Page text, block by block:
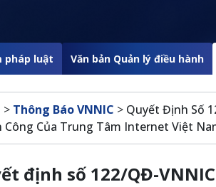
pháp luật Văn bản Quản lý điều hành
> Thông Báo VNNIC > Quyết Định Số
Công Của Trung Tâm Internet Việt
định số 122/QĐ-